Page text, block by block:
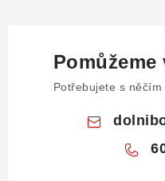
Pomůžeme
Potřebujete s